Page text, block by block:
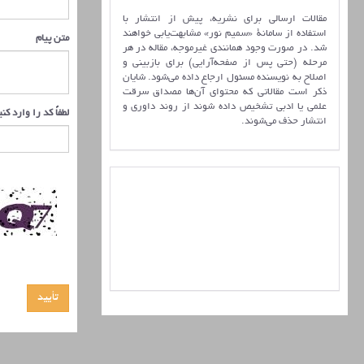
مقالات ارسالی برای نشریه، پیش از انتشار با
استفاده از سامانۀ «سمیم نور» مشابهت‌یابی خواهند
شد. در صورت وجود همانندی غیرموجه، مقاله در هر
مرحله (حتی پس از صفحه‌آرایی) برای بازبینی و
اصلاح به نویسنده مسئول ارجاع داده می‌شود. شایان
ذکر است مقالاتی که محتوای آن‌ها مصداق سرقت
علمی یا ادبی تشخیص داده شوند از روند داوری و
انتشار حذف می‌شوند.
متن پیام
لطفاً کد را وارد